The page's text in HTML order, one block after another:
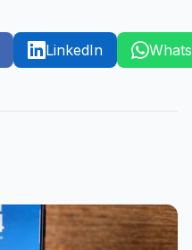
LinkedIn